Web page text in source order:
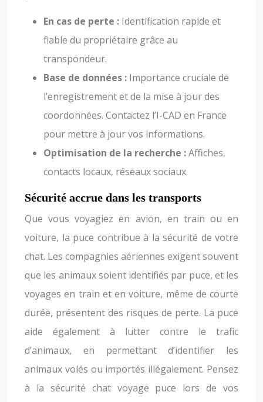
En cas de perte : Identification rapide et
fiable du propriétaire grâce au
transpondeur.
Base de données : Importance cruciale de
l’enregistrement et de la mise à jour des
coordonnées. Contactez l’I-CAD en France
pour mettre à jour vos informations.
Optimisation de la recherche :Affiches,
contacts locaux, réseaux sociaux.
Sécurité accrue dans les transports
Que vous voyagiez en avion, en train ou en
voiture, la puce contribue à la sécurité de votre
chat. Les compagnies aériennes exigent souvent
que les animaux soient identifiés par puce, et les
voyages en train et en voiture, même de courte
durée, présentent des risques de perte. La puce
aide également à lutter contre le trafic
d’animaux, en permettant d’identifier les
animaux volés ou importés illégalement. Pensez
à la sécurité chat voyage puce lors de vos